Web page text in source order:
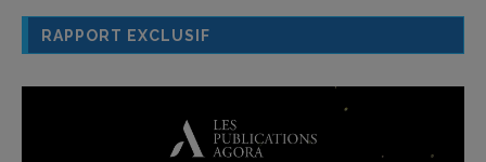
RAPPORT EXCLUSIF